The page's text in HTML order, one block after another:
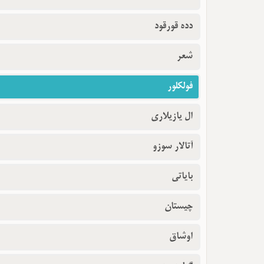
دده قورقود
شعر
فولکلور
ال یازیلاری
آتالار سوزو
بایاتی
چیستان
اوشاق